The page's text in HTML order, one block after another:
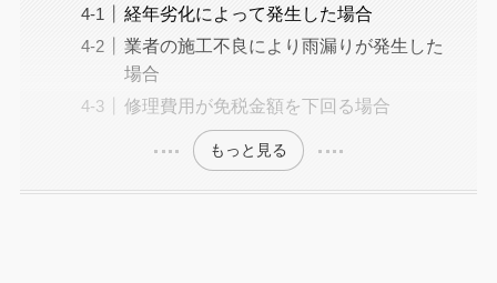
経年劣化によって発生した場合
業者の施工不良により雨漏りが発生した
場合
修理費用が免税金額を下回る場合
もっと見る